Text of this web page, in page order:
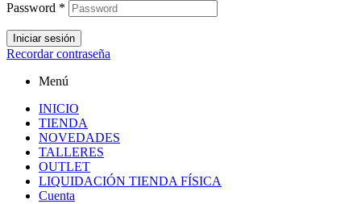
Password *
Iniciar sesión
Recordar contraseña
Menú
INICIO
TIENDA
NOVEDADES
TALLERES
OUTLET
LIQUIDACIÓN TIENDA FÍSICA
Cuenta